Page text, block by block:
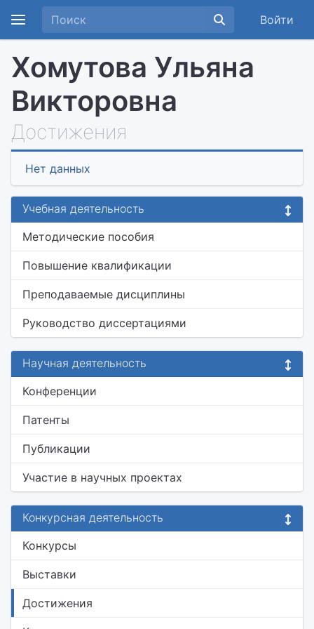
Войти
Хомутова Ульяна
Викторовна
Достижения
Нет данных
Учебная деятельность
Методические пособия
Повышение квалификации
Преподаваемые дисциплины
Руководство диссертациями
Научная деятельность
Конференции
Патенты
Публикации
Участие в научных проектах
Конкурсная деятельность
Конкурсы
Выставки
Достижения